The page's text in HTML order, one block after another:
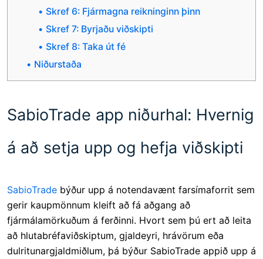
Skref 6: Fjármagna reikninginn þinn
Skref 7: Byrjaðu viðskipti
Skref 8: Taka út fé
Niðurstaða
SabioTrade app niðurhal: Hvernig
á að setja upp og hefja viðskipti
SabioTrade býður upp á notendavænt farsímaforrit sem
gerir kaupmönnum kleift að fá aðgang að
fjármálamörkuðum á ferðinni. Hvort sem þú ert að leita
að hlutabréfaviðskiptum, gjaldeyri, hrávörum eða
dulritunargjaldmiðlum, þá býður SabioTrade appið upp á